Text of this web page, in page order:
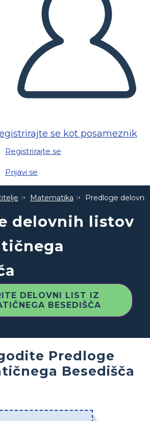
se kot posameznik
Registrirajte se
Prijavi se
Matematika Predloge
delovnih listov
DELOVNI LIST IZ
BESEDIŠČA
Predloge
Besedišča